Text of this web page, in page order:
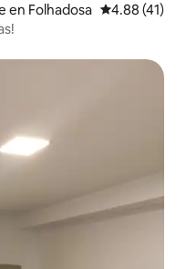
en Folhadosa Calificación
4.88 (41)